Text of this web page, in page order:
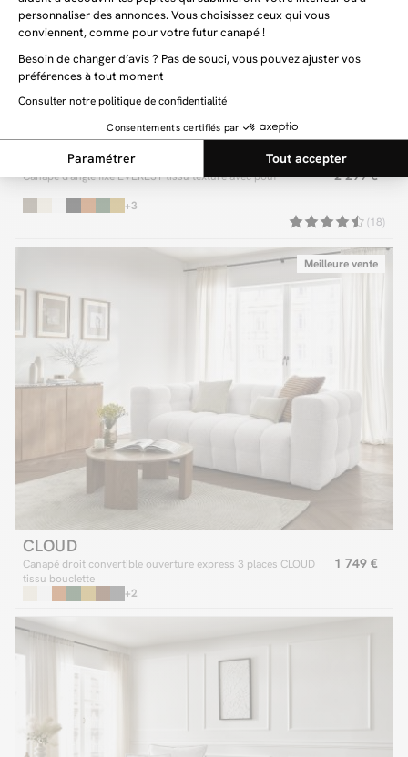
EVEREST
Canapé d'angle fixe EVEREST tissu texturé avec pouf 2 299 €
+3
(18)
Meilleure vente
CLOUD
Canapé droit convertible ouverture express 3 places CLOUD
tissu bouclette
1 749 €
+2